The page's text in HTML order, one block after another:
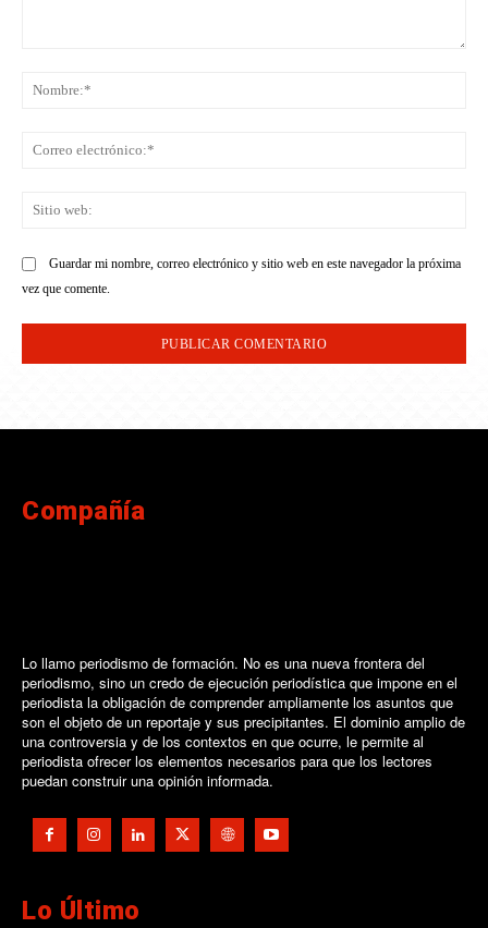
Guardar mi nombre, correo electrónico y sitio web en este navegador la próxima
vez que comente.
Compañía
Lo llamo periodismo de formación. No es una nueva frontera del
periodismo, sino un credo de ejecución periodística que impone en el
periodista la obligación de comprender ampliamente los asuntos que
son el objeto de un reportaje y sus precipitantes. El dominio amplio de
una controversia y de los contextos en que ocurre, le permite al
periodista ofrecer los elementos necesarios para que los lectores
puedan construir una opinión informada.
Lo Último